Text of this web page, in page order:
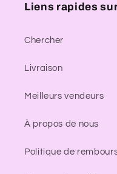
Liens rapides
Chercher
Livraison
Meilleurs vendeurs
À propos de nous
Politique de